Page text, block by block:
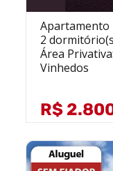
Apartamento
2
Área
Vinhedos
R$